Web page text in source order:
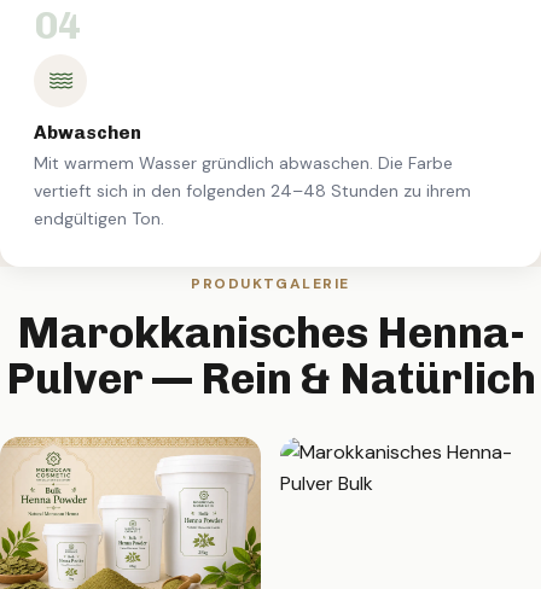
04
Abwaschen
Mit warmem Wasser gründlich abwaschen. Die Farbe
vertieft sich in den folgenden 24–48 Stunden zu ihrem
endgültigen Ton.
PRODUKTGALERIE
Marokkanisches Henna-
Pulver — Rein & Natürlich